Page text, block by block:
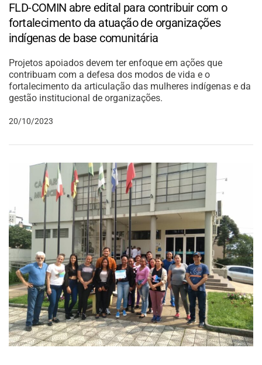
FLD-COMIN abre edital para contribuir com o
fortalecimento da atuação de organizações
indígenas de base comunitária
Projetos apoiados devem ter enfoque em ações que
contribuam com a defesa dos modos de vida e o
fortalecimento da articulação das mulheres indígenas e da
gestão institucional de organizações.
20/10/2023